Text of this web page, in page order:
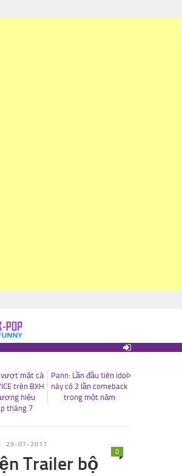
vượt mặt cả
trên BXH
hiệu
tháng 7
Pann: Lần đầu tiên idol
này có 2 lần comeback
trong một năm
29-07-2017
Trailer bộ
0